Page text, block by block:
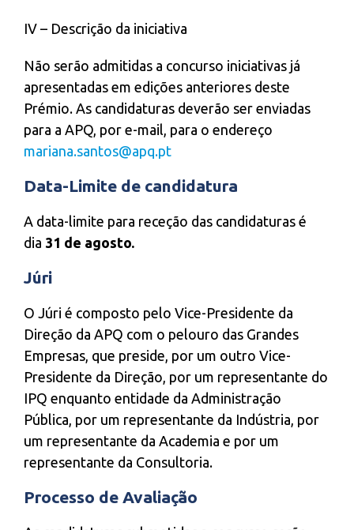
IV – Descrição da iniciativa
Não serão admitidas a concurso iniciativas já
apresentadas em edições anteriores deste
Prémio. As candidaturas deverão ser enviadas
para a APQ, por e-mail, para o endereço
mariana.santos@apq.pt
Data-Limite de candidatura
A data-limite para receção das candidaturas é
dia 31 de agosto.
Júri
O Júri é composto pelo Vice-Presidente da
Direção da APQ com o pelouro das Grandes
Empresas, que preside, por um outro Vice-
Presidente da Direção, por um representante do
IPQ enquanto entidade da Administração
Pública, por um representante da Indústria, por
um representante da Academia e por um
representante da Consultoria.
Processo de Avaliação